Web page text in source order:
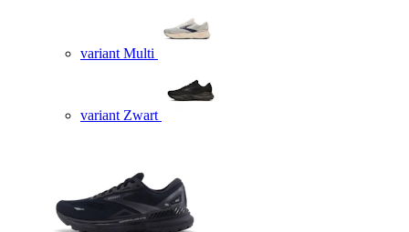
variant Multi
variant Zwart